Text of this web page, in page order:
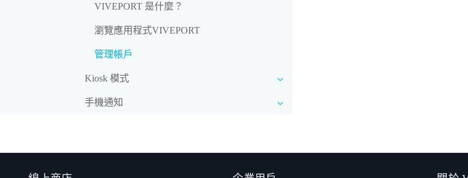
VIVEPORT 是什麼？
瀏覽應用程式VIVEPORT
管理帳戶
Kiosk 模式
手機通知